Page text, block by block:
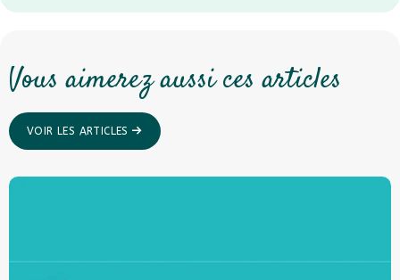
Vous aimerez aussi ces articles
VOIR LES ARTICLES